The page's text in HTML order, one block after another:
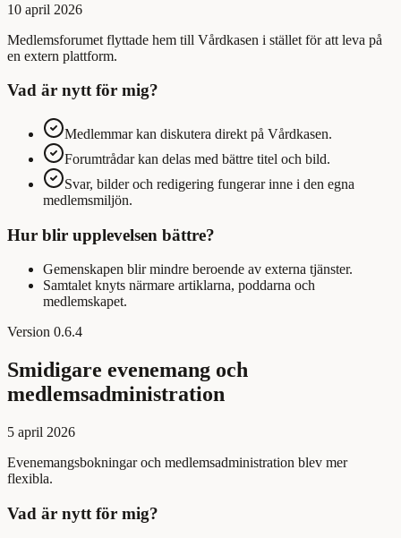
10 april 2026
Medlemsforumet flyttade hem till Vårdkasen i stället för att leva på
en extern plattform.
Vad är nytt för mig?
Medlemmar kan diskutera direkt på Vårdkasen.
Forumtrådar kan delas med bättre titel och bild.
Svar, bilder och redigering fungerar inne i den egna
medlemsmiljön.
Hur blir upplevelsen bättre?
Gemenskapen blir mindre beroende av externa tjänster.
Samtalet knyts närmare artiklarna, poddarna och
medlemskapet.
Version 0.6.4
Smidigare evenemang och
medlemsadministration
5 april 2026
Evenemangsbokningar och medlemsadministration blev mer
flexibla.
Vad är nytt för mig?